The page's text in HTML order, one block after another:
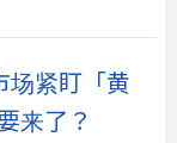
场紧盯「黄
来了？